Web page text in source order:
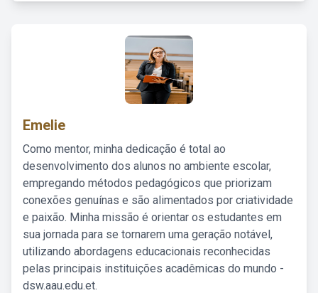
Emelie
Como mentor, minha dedicação é total ao
desenvolvimento dos alunos no ambiente escolar,
empregando métodos pedagógicos que priorizam
conexões genuínas e são alimentados por criatividade
e paixão. Minha missão é orientar os estudantes em
sua jornada para se tornarem uma geração notável,
utilizando abordagens educacionais reconhecidas
pelas principais instituições acadêmicas do mundo -
dsw.aau.edu.et.